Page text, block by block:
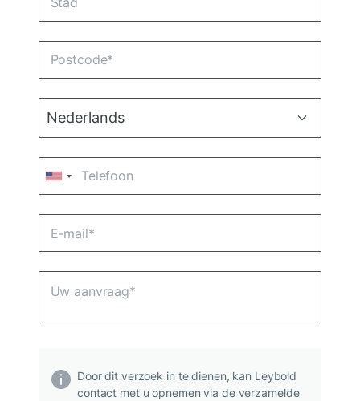
Door dit verzoek in te dienen, kan Leybold
contact met u opnemen via de verzamelde